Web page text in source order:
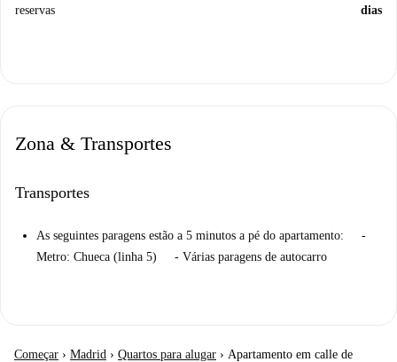
reservas
dias
Zona & Transportes
Transportes
As seguintes paragens estão a 5 minutos a pé do apartamento: -
Metro: Chueca (linha 5) - Várias paragens de autocarro
Começar › Madrid › Quartos para alugar › Apartamento em calle de